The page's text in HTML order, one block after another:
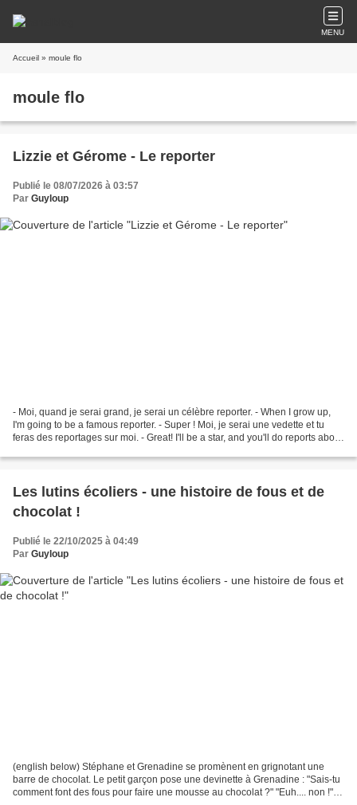
MENU
Accueil » moule flo
moule flo
Lizzie et Gérome - Le reporter
Publié le 08/07/2026 à 03:57
Par Guyloup
- Moi, quand je serai grand, je serai un célèbre reporter. - When I grow up,
I'm going to be a famous reporter. - Super ! Moi, je serai une vedette et tu
feras des reportages sur moi. - Great! I'll be a star, and you'll do reports about
Les lutins écoliers - une histoire de fous et de
chocolat !
Publié le 22/10/2025 à 04:49
Par Guyloup
(english below) Stéphane et Grenadine se promènent en grignotant une
barre de chocolat. Le petit garçon pose une devinette à Grenadine : "Sais-tu
comment font des fous pour faire une mousse au chocolat ?" "Euh.... non !".